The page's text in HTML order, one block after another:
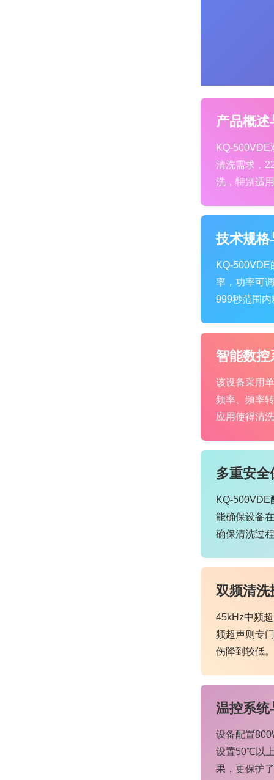
产品概
KQ-500VDE
清洗需求，
洗，特别适
技术规格
KQ-500VDE
率，功率可
999秒范围
智能数控
该设备采用
频率、频率
应用使得清
多重安全
KQ-500VDE
能确保设备
确保清洗过
双频清洗
45kHz中频
频超声则专
伤降到较低。
温控系统
设备配置
设置50℃以
果，更保护